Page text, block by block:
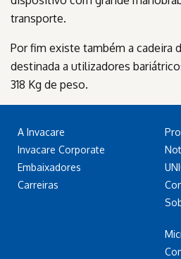
transporte.
Por fim existe também a cadeira
destinada a utilizadores
318 Kg de peso.
A Invacare
Invacare Corporate
Embaixadores
Carreiras